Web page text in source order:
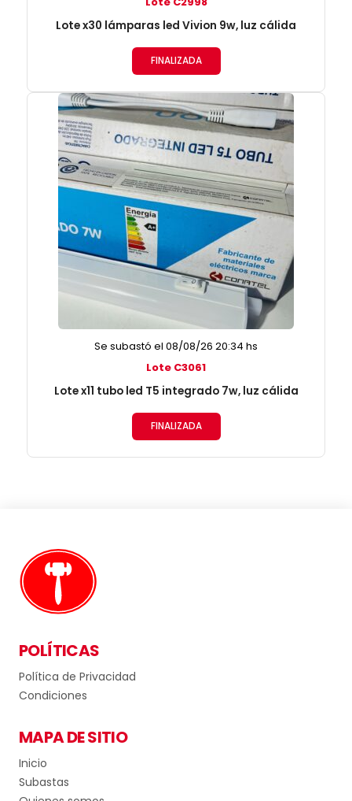
Lote x30 lámparas led Vivion 9w, luz cálida
FINALIZADA
Se subastó el 08/08/26 20:34 hs
Lote C3061
Lote x11 tubo led T5 integrado 7w, luz cálida
FINALIZADA
POLÍTICAS
Política de Privacidad
Condiciones
MAPA DE SITIO
Inicio
Subastas